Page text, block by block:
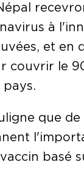
à
et en
couvrir le
que
basé